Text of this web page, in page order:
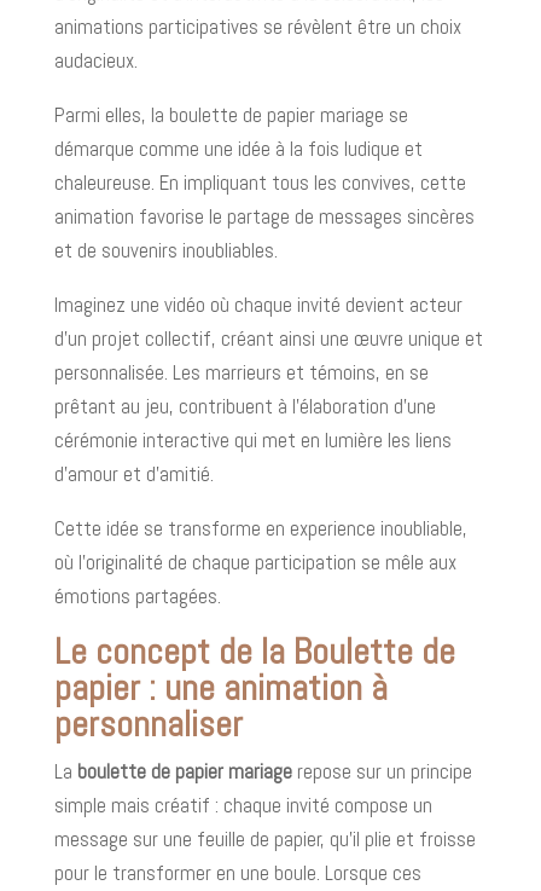
animations participatives se révèlent être un choix
audacieux.
Parmi elles, la boulette de papier mariage se
démarque comme une idée à la fois ludique et
chaleureuse. En impliquant tous les convives, cette
animation favorise le partage de messages sincères
et de souvenirs inoubliables.
Imaginez une vidéo où chaque invité devient acteur
d'un projet collectif, créant ainsi une œuvre unique et
personnalisée. Les marrieurs et témoins, en se
prêtant au jeu, contribuent à l'élaboration d'une
cérémonie interactive qui met en lumière les liens
d'amour et d'amitié.
Cette idée se transforme en experience inoubliable,
où l'originalité de chaque participation se mêle aux
émotions partagées.
Le concept de la Boulette de
papier : une animation à
personnaliser
La boulette de papier mariagerepose sur un principe
simple mais créatif : chaque invité compose un
message sur une feuille de papier, qu'il plie et froisse
pour le transformer en une boule. Lorsque ces